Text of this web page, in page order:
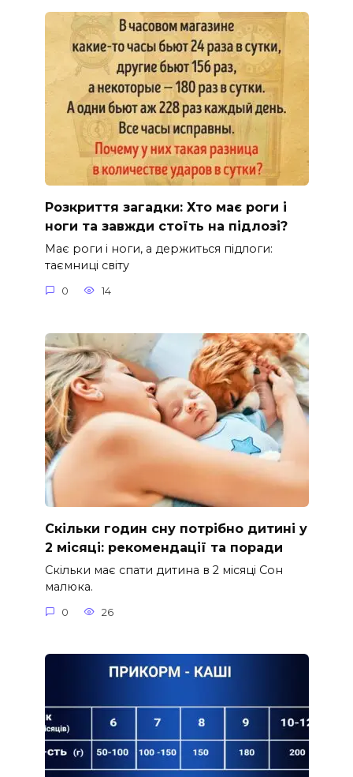
Розкриття загадки: Хто має роги і
ноги та завжди стоїть на підлозі?
Має роги і ноги, а держиться підлоги:
таємниці світу
0 14
Скільки годин сну потрібно дитині у
2 місяці: рекомендації та поради
Скільки має спати дитина в 2 місяці Сон
малюка.
0 26